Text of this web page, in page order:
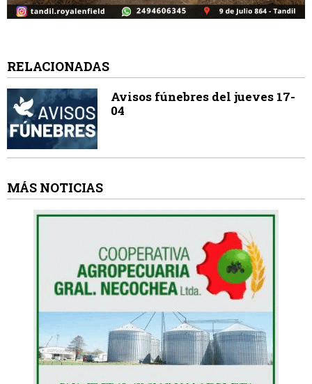
RELACIONADAS
Avisos fúnebres del jueves 17-
04
MÁS NOTICIAS